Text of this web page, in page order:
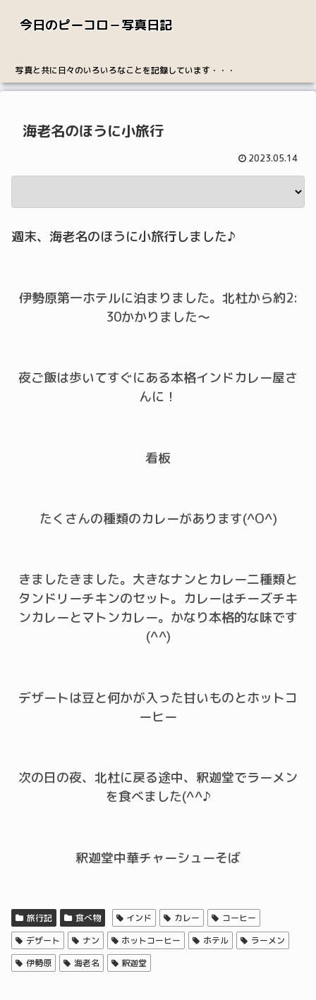
今日のピーコロ－写真日記
写真と共に日々のいろいろなことを記録しています・・・
海老名のほうに小旅行
2023.05.14
週末、海老名のほうに小旅行しました♪
伊勢原第一ホテルに泊まりました。北杜から約2:
30かかりました～
夜ご飯は歩いてすぐにある本格インドカレー屋さ
んに！
看板
たくさんの種類のカレーがあります(^O^)
きましたきました。大きなナンとカレー二種類と
タンドリーチキンのセット。カレーはチーズチキ
ンカレーとマトンカレー。かなり本格的な味です
(^^)
デザートは豆と何かが入った甘いものとホットコ
ーヒー
次の日の夜、北杜に戻る途中、釈迦堂でラーメン
を食べました(^^♪
釈迦堂中華チャーシューそば
旅行記 食べ物 インド カレー
コーヒー
デザート
ナン ホットコーヒー ホテル
ラーメン
伊勢原
海老名 釈迦堂